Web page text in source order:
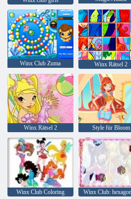
Winx Club Zuma Winx Rätsel 2
Winx Rätsel 2 Style für Bloom
Winx Club Coloring